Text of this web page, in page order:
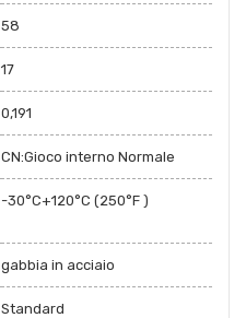
58
17
0,191
CN:Gioco interno Normale
-30°C+120°C (250°F )
gabbia in acciaio
Standard